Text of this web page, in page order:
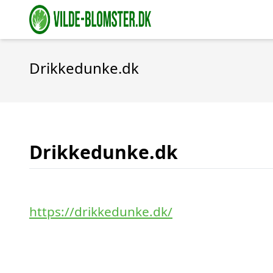
Drikkedunke.dk
Drikkedunke.dk
https://drikkedunke.dk/